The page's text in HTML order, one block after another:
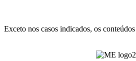
Exceto nos casos indicados, os